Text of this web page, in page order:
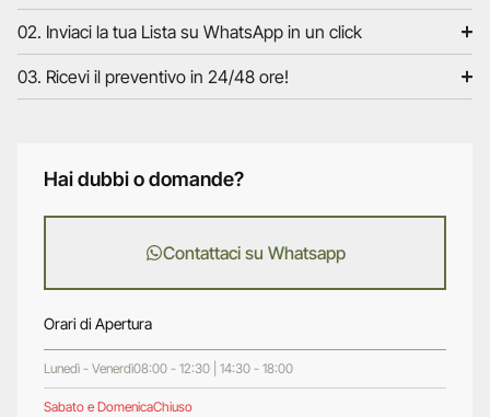
02. Inviaci la tua Lista su WhatsApp in un click
03. Ricevi il preventivo in 24/48 ore!
Hai dubbi o domande?
Contattaci su Whatsapp
Orari di Apertura
Lunedì - Venerdì08:00 - 12:30 | 14:30 - 18:00
Sabato e DomenicaChiuso